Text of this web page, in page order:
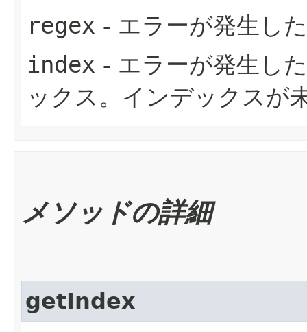
regex - エラーが発生し
index - エラーが発生し
ックス。インデックスが
メソッドの詳細
getIndex